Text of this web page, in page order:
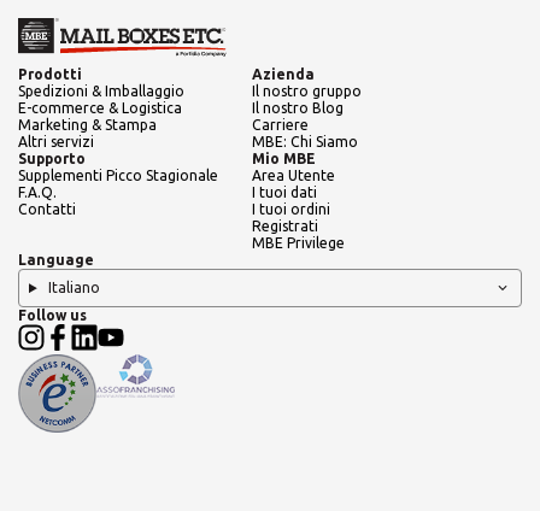
Prodotti
Spedizioni & Imballaggio
E-commerce & Logistica
Marketing & Stampa
Altri servizi
Azienda
Il nostro gruppo
Il nostro Blog
Carriere
MBE: Chi Siamo
Supporto
Supplementi Picco Stagionale
F.A.Q.
Contatti
Mio MBE
Area Utente
I tuoi dati
I tuoi ordini
Registrati
MBE Privilege
Language
Italiano
Follow us